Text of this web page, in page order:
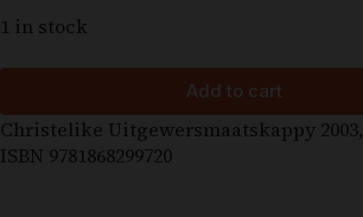
1 in stock
Add to cart
Christelike Uitgewersmaatskappy 2003,
ISBN 9781868299720